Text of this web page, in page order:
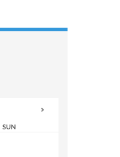
SUN